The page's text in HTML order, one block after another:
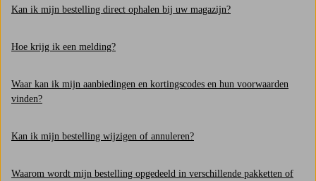
Kan ik mijn bestelling direct ophalen bij uw magazijn?
Hoe krijg ik een melding?
Waar kan ik mijn aanbiedingen en kortingscodes en hun voorwaarden
vinden?
Kan ik mijn bestelling wijzigen of annuleren?
Waarom wordt mijn bestelling opgedeeld in verschillende pakketten of